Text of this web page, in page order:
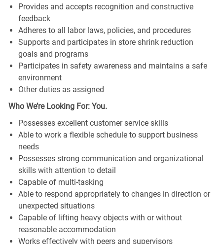
Provides and accepts recognition and constructive
feedback
Adheres to all labor laws, policies, and procedures
Supports and participates in store shrink reduction
goals and programs
Participates in safety awareness and maintains a safe
environment
Other duties as assigned
Who We’re Looking For: You.
Possesses excellent customer service skills
Able to work a flexible schedule to support business
needs
Possesses strong communication and organizational
skills with attention to detail
Capable of multi-tasking
Able to respond appropriately to changes in direction or
unexpected situations
Capable of lifting heavy objects with or without
reasonable accommodation
Works effectively with peers and supervisors